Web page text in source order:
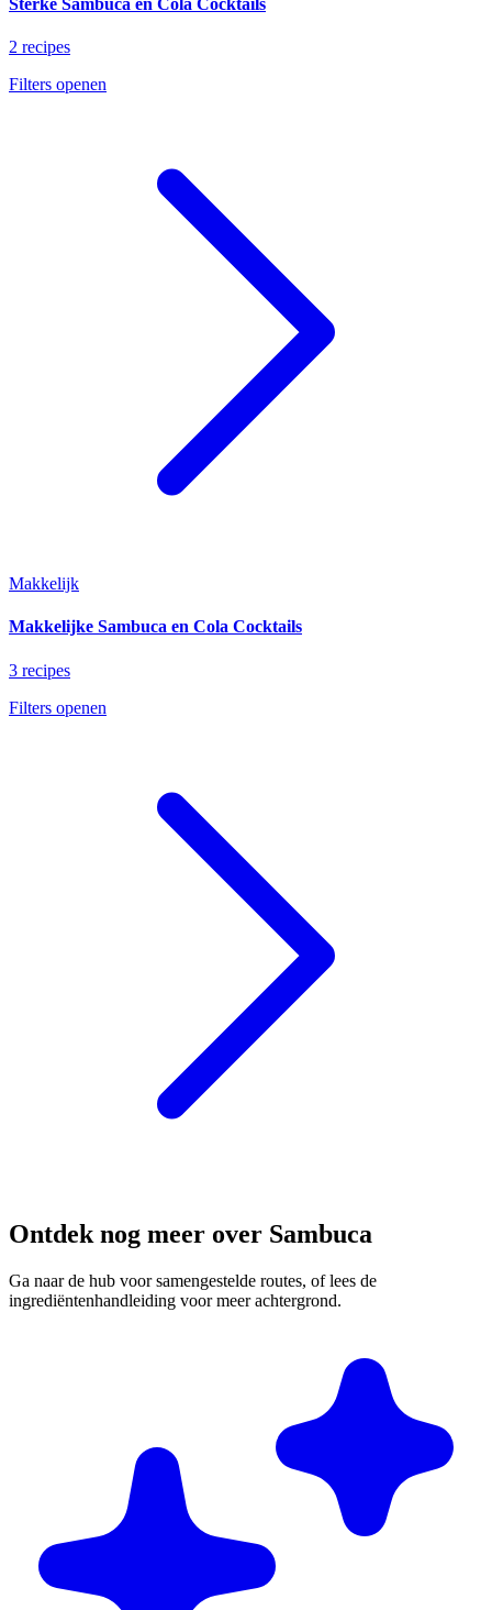
Sterke Sambuca en Cola Cocktails
2 recipes
Filters openen
Makkelijk
Makkelijke Sambuca en Cola Cocktails
3 recipes
Filters openen
Ontdek nog meer over Sambuca
Ga naar de hub voor samengestelde routes, of lees de
ingrediëntenhandleiding voor meer achtergrond.